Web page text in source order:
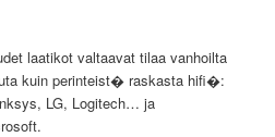
laatikot valtaavat tilaa vanhoilta
kuin perinteist� raskasta hifi�:
LG, Logitech… ja